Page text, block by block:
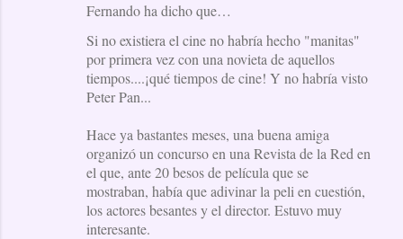
Fernando ha dicho que…
Si no existiera el cine no habría hecho "manitas"
por primera vez con una novieta de aquellos
tiempos....¡qué tiempos de cine! Y no habría visto
Peter Pan...
Hace ya bastantes meses, una buena amiga
organizó un concurso en una Revista de la Red en
el que, ante 20 besos de película que se
mostraban, había que adivinar la peli en cuestión,
los actores besantes y el director. Estuvo muy
interesante.